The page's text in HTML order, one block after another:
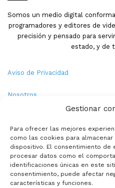
Gestionar
Para ofrecer las mejores
como las cookies para
dispositivo. El consentimiento de
procesar datos como el
identificaciones únicas en este
consentimiento, puede afectar
características y funciones.
Somos un medio digital
programadores y editores de
precisión y pensado para
estado, y de
Aviso de Privacidad
Nosotros
Política de Cookies
Contacto